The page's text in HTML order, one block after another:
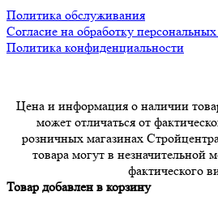
Политика обслуживания
Согласие на обработку
Политика конфиденциальности
Цена и информация о наличии
может отличаться от
розничных магазинах
товара могут в незначительной
фактического
Товар добавлен в корзину